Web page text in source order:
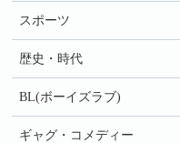
スポーツ
歴史・時代
BL(ボーイズラブ)
ギャグ・コメディー